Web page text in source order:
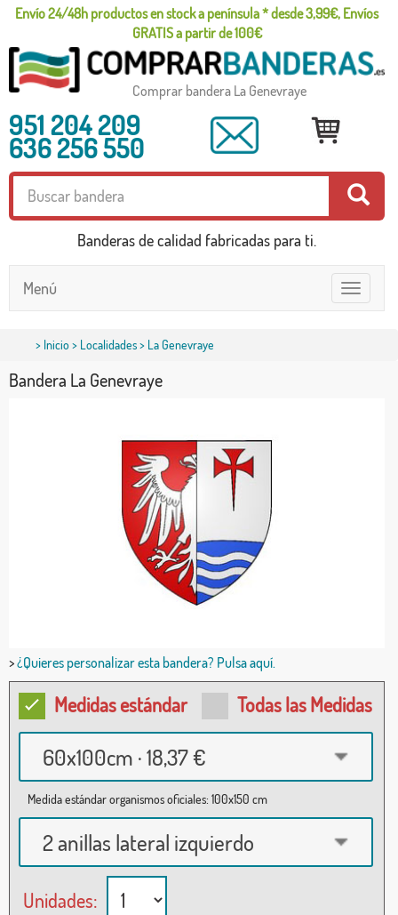
Envío 24/48h productos en stock a península * desde 3,99€, Envíos
GRATIS a partir de 100€
Comprar bandera La Genevraye
951 204 209
636 256 550
Banderas de calidad fabricadas para ti.
Toggle
navigation
Menú
> Inicio> Localidades> La Genevraye
Bandera La Genevraye
>¿Quieres personalizar esta bandera? Pulsa aquí.
Medidas estándar Todas las Medidas
60x100cm · 18,37 €
Medida estándar organismos oficiales: 100x150 cm
2 anillas lateral izquierdo
Unidades: